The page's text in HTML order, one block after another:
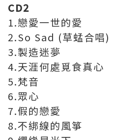
CD2
1.戀愛一世的愛
2.So Sad (草蜢合唱)
3.製造迷夢
4.天涯何處覓食真心
5.梵音
6.眾心
7.假的戀愛
8.不綁線的風箏